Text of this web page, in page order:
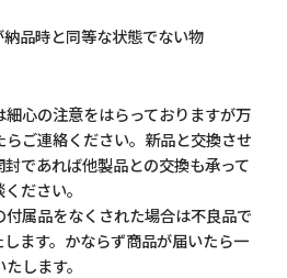
品時と同等な状態でない物
心の注意をはらっておりますが万
ご連絡ください。新品と交換させ
であれば他製品との交換も承って
ださい。
属品をなくされた場合は不良品で
ます。かならず商品が届いたら一
します。